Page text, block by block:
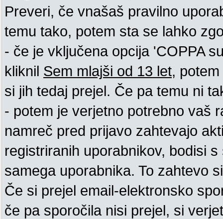
Preveri, če vnašaš pravilno
temu tako, potem sta se lahko
- če je vključena opcija 'COPPA
kliknil Sem mlajši od 13 let,
si jih tedaj prejel. Če pa temu ni
- potem je verjetno potrebno vaš
namreč pred prijavo zahtevajo
registriranih uporabnikov, bodisi
samega uporabnika. To zahtevo
Če si prejel email-elektronsko
če pa sporočila nisi prejel, si